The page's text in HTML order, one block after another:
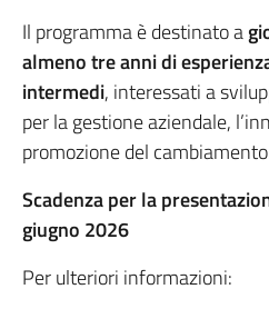
Il programma è destinato a
almeno tre anni di
intermedi, interessati a
per la gestione aziendale,
promozione del
Scadenza per la
giugno 2026
Per ulteriori informazioni: